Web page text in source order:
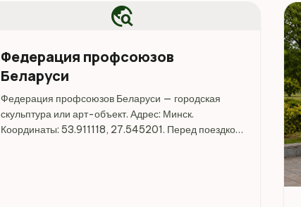
travel_explore
Федерация профсоюзов
Беларуси
Федерация профсоюзов Беларуси — городская
скульптура или арт-объект. Адрес: Минск.
Координаты: 53.911118, 27.545201. Перед поездкой